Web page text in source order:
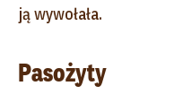
ją wywołała.
Pasożyty